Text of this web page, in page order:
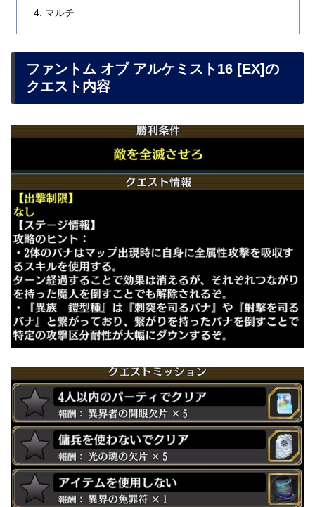
マルチ
ファントム オブ アルケミスト16 [EX]の
クエスト内容